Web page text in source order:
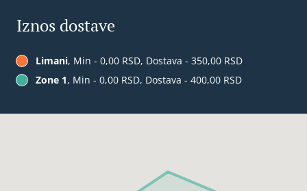
Iznos dostave
Limani, Min - 0,00 RSD, Dostava - 350,00 RSD
Zone 1, Min - 0,00 RSD, Dostava - 400,00 RSD